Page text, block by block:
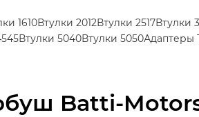
Batti-
1610Втулки 2012Втулки 2517Втулки
Втулки 5040Втулки 5050Адаптеры